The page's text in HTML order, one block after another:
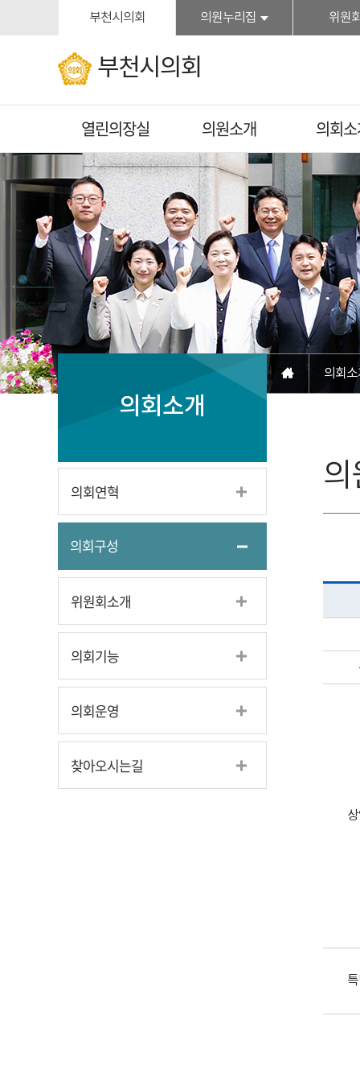
부천시의회 의원누리집 위원
부천시의회
열린의장실 의원소개 의회
의회소개
의회연혁
의회구성
위원회소개
의회기능
의회운영
찾아오시는길
의회
의